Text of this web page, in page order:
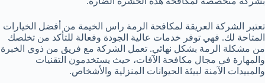
تعتبر الشركة العريقة لمكافحة الرمة راس الخيمة من أفضل الخيارات
المتاحة لك. فهي توفر خدمات عالية الجودة وفعالة للتأكد من تخلصك
من مشكلة الرمة بشكل نهائي. تعمل الشركة مع فريق من ذوي الخبرة
والمهارة في مجال مكافحة الآفات، حيث يستخدمون التقنيات
والمبيدات الآمنة لبيئة الحيوانات المنزلية والأشخاص.